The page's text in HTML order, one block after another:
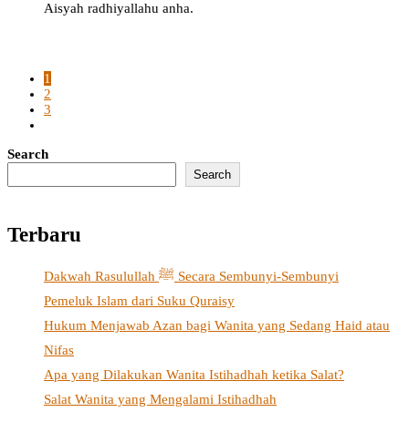
Aisyah radhiyallahu anha.
1
2
3
Search
Search
Terbaru
Dakwah Rasulullah ﷺ Secara Sembunyi-Sembunyi
Pemeluk Islam dari Suku Quraisy
Hukum Menjawab Azan bagi Wanita yang Sedang Haid atau
Nifas
Apa yang Dilakukan Wanita Istihadhah ketika Salat?
Salat Wanita yang Mengalami Istihadhah